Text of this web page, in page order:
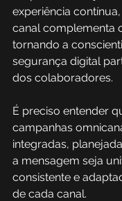
experiência
canal complementa
tornando a
segurança digital
dos colaboradores.
É preciso entender
campanhas
integradas,
a mensagem seja
consistente e
de cada canal.